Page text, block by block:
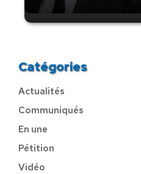
Catégories
Actualités
Communiqués
En une
Pétition
Vidéo